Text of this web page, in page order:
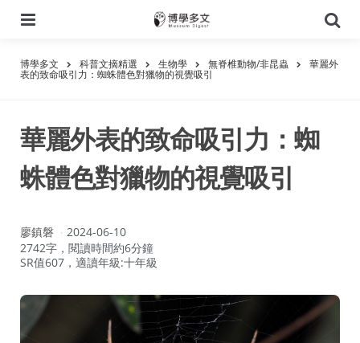
尋
博學多文 科普文摘精選 生物學 無脊椎動物/非昆蟲 華麗外
表的致命吸引力：蜘蛛體色對獵物的視覺吸引
華麗外表的致命吸引力：蜘
蛛體色對獵物的視覺吸引
作
者：
廖鎮磐
2024-06-10
2742字，閱讀時間約6分鐘
SR值607，適讀年級:十年級